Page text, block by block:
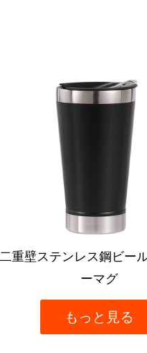
20オンス ステンレスス
カータンブラー 蓋
もっと見る